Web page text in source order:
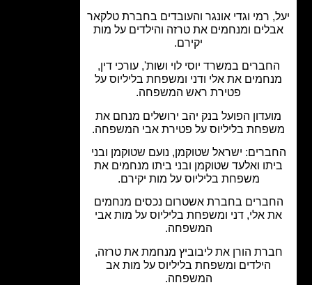
רמי וגדי אונגר והעובדים בחברת טלקאר
ומנחמים את טרזה והילדים על מות
במשרד יוסי לוי ושות', עורכי דין,
את אלי ודני ומשפחת בליליוס על
פטירת ראש המשפחה.
הפועל בנק יהב ירושלים מנחם את
בליליוס על פטירת אבי המשפחה.
ישראל שטוקמן, נועם שטוקמן ובני
ואלעד שטוקמן ובני ביתו מנחמים את
משפחת בליליוס על מות יקירם.
בחברת אשטרום נכסים מנחמים
אלי, דני ומשפחת בליליוס על מות אבי
המשפחה.
הורן את ליבוביץ מנחמת את טרזה,
הילדים ומשפחת בליליוס על מות אב
המשפחה.